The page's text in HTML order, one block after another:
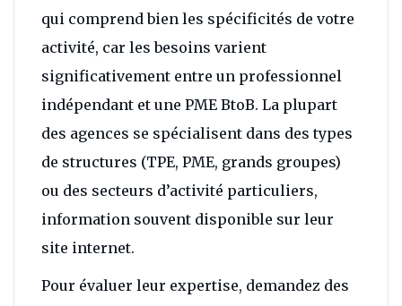
qui comprend bien les spécificités de votre
activité, car les besoins varient
significativement entre un professionnel
indépendant et une PME BtoB. La plupart
des agences se spécialisent dans des types
de structures (TPE, PME, grands groupes)
ou des secteurs d’activité particuliers,
information souvent disponible sur leur
site internet.
Pour évaluer leur expertise, demandez des